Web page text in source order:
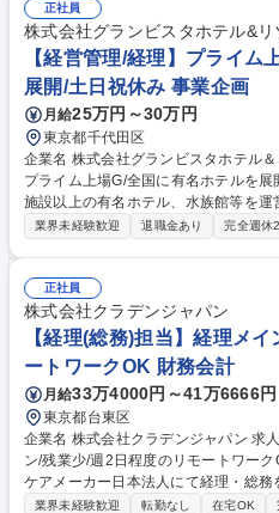
正社員
株式会社グランビスタホテル&リ
【経営管理/経理】プライム
展開/土日祝休み 事業企画
月給25万円～30万円
東京都千代田区
企業名 株式会社グランビスタホテル＆リゾート 求人名 【経
プライム上場G/全国に有名ホテルを展開/土日祝休み
施設以上の有名ホテル、水族館等を
記業務をお任せします。 【業務内容】 ■ホテル運営事業所の経営管理・資
略の立案、実施 ■ホテル運営事業所の
助言、支援 ■インターゲートホテル共
せ、購買業務 募集職種 【経営管理/経理】プライム上場G/全国に有名ホテ
ルを展開/土日祝休み
業界未経験歓迎 退職金あり 完全週休
正社員
株式会社クラデンジャパン
【経理(総務)担当】経理メ
ートワークOK 財務会計
月給33万4000円～41万6666円
東京都台東区
企業名 株式会社クラデンジャパン 求人名 【経理（総務）担当】経理メイ
ン/残業少/週2日程度のリモートワークOK 仕事の内容 ■スイス系オ
ケアメーカー日本法人にて経理・総
務、会計事務所連携まで幅広くお任
業界未経験歓迎 転勤なし 在宅OK